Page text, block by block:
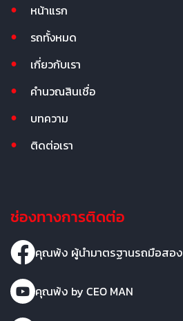
หน้าแรก
รถทั้งหมด
เกี่ยวกับเรา
คำนวณสินเชื่อ
บทความ
ติดต่อเรา
ช่องทางการติดต่อ
คุณพ้ง ผู้นำมาตรฐานรถมือสอง
คุณพ้ง by CEO MAN